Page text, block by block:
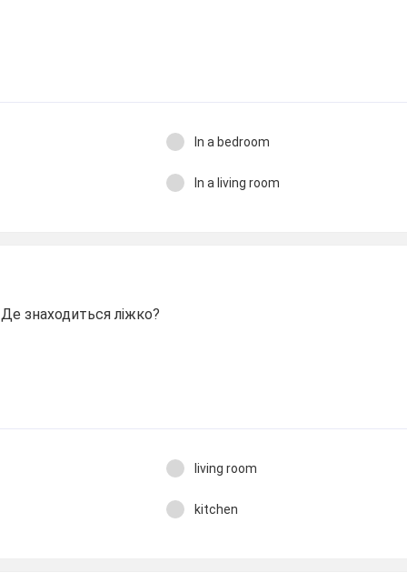
In a bedroom
In a living room
Де знаходиться ліжко?
living room
kitchen